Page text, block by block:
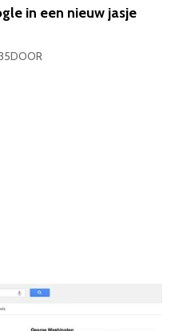
in een nieuw jasje
DOOR